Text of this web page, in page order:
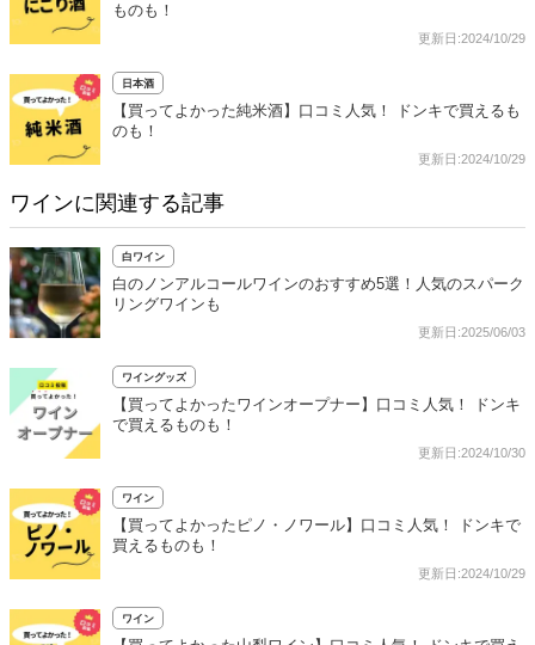
ものも！
更新日:2024/10/29
日本酒
【買ってよかった純米酒】口コミ人気！ ドンキで買えるも
のも！
更新日:2024/10/29
ワインに関連する記事
白ワイン
白のノンアルコールワインのおすすめ5選！人気のスパーク
リングワインも
更新日:2025/06/03
ワイングッズ
【買ってよかったワインオープナー】口コミ人気！ ドンキ
で買えるものも！
更新日:2024/10/30
ワイン
【買ってよかったピノ・ノワール】口コミ人気！ ドンキで
買えるものも！
更新日:2024/10/29
ワイン